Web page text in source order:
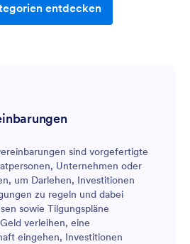
entdecken
sind vorgefertigte
Unternehmen oder
um Darlehen, Investitionen
zu regeln und dabei
sowie Tilgungspläne
verleihen, eine
eingehen, Investitionen